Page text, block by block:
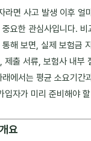
라면 사고 발생 이후 얼
요한 관심사입니다. 비
해 보면, 실제 보험금
제출 서류, 보험사 내부
에서는 평균 소요기간
입자가 미리 준비해야
요